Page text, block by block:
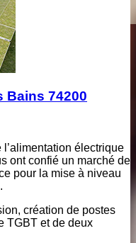
Bains 74200
électrique
ont confié un marché de
pour la mise à niveau
création de postes
TGBT et de deux